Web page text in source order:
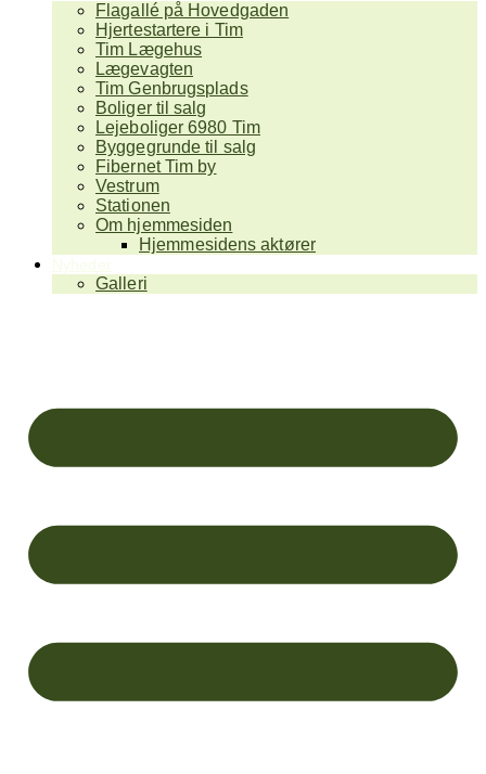
Flagallé på Hovedgaden
Hjertestartere i Tim
Tim Lægehus
Lægevagten
Tim Genbrugsplads
Boliger til salg
Lejeboliger 6980 Tim
Byggegrunde til salg
Fibernet Tim by
Vestrum
Stationen
Om hjemmesiden
Hjemmesidens aktører
Galleri